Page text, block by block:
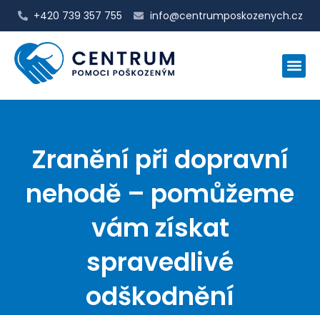
+420 739 357 755 info@centrumposkozenych.cz
Zranění při dopravní
nehodě – pomůžeme
vám získat
spravedlivé
odškodnění